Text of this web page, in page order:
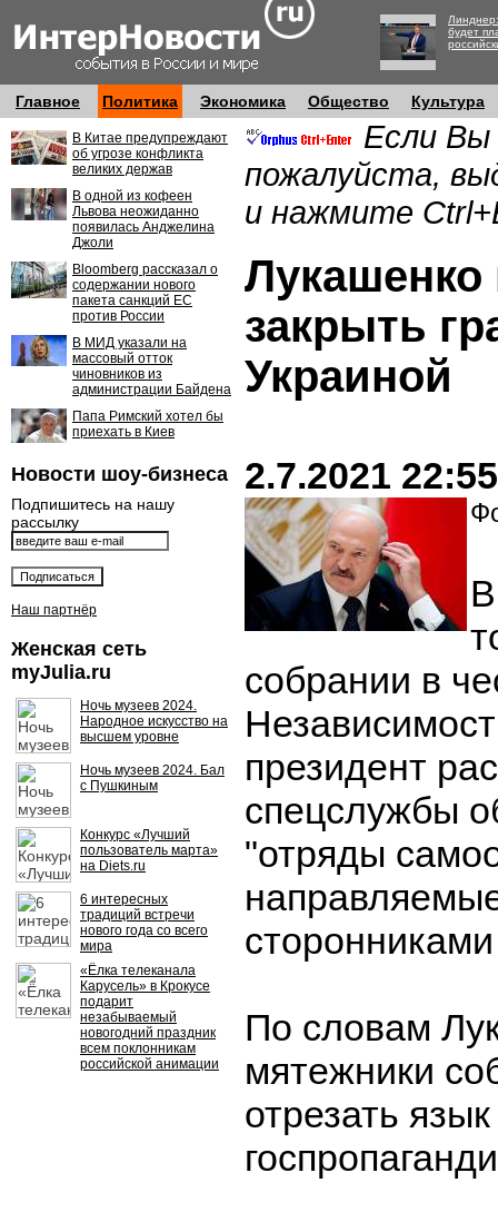
будет
Главное Политика Экономика Общество Культура
В Китае предупреждают
об угрозе конфликта
великих держав
В одной из кофеен
Львова неожиданно
появилась Анджелина
Джоли
Bloomberg рассказал о
содержании нового
пакета санкций ЕС
против России
В МИД указали на
массовый отток
чиновников из
администрации Байдена
Папа Римский хотел бы
приехать в Киев
Новости шоу-бизнеса
Подпишитесь на нашу
рассылку
Наш партнёр
Женская сеть
myJulia.ru
Ночь музеев 2024.
Народное искусство на
высшем уровне
Ночь музеев 2024. Бал
с Пушкиным
Конкурс «Лучший
пользователь марта»
на Diets.ru
6 интересных
традиций встречи
нового года со всего
мира
«Ёлка телеканала
Карусель» в Крокусе
подарит
незабываемый
новогодний праздник
всем поклонникам
российской анимации
Если Вы
пожалуйста,
и нажмите
Лукашенко
закрыть
Украиной
2.7.2021 22:55
собрании в
президент
спецслужбы
"отряды
По словам
мятежники
отрезать язык